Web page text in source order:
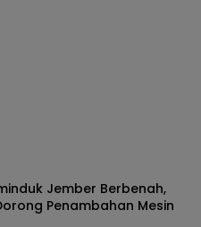
Jember Berbenah,
Penambahan Mesin